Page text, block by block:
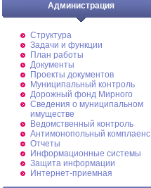
Администрация
Структура
Задачи и функции
План работы
Документы
Проекты документов
Муниципальный контроль
Дорожный фонд Мирного
Cведения о муниципальном
имуществе
Ведомственный контроль
Антимонопольный комплаенс
Отчеты
Информационные системы
Защита информации
Интернет-приемная